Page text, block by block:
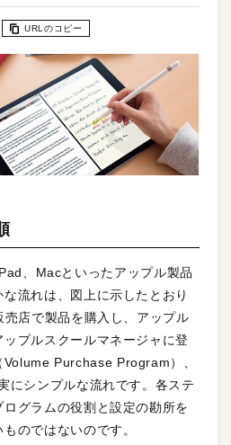
URLのコピー
、Macといったアップル製品
流れは、図上に示したとおり
店で製品を購入し、アップル
プルスクールマネージャに登
Purchase Program）、
にシンプルな流れです。各ステ
グラムの役割と設定の勘所を
のではないのです。